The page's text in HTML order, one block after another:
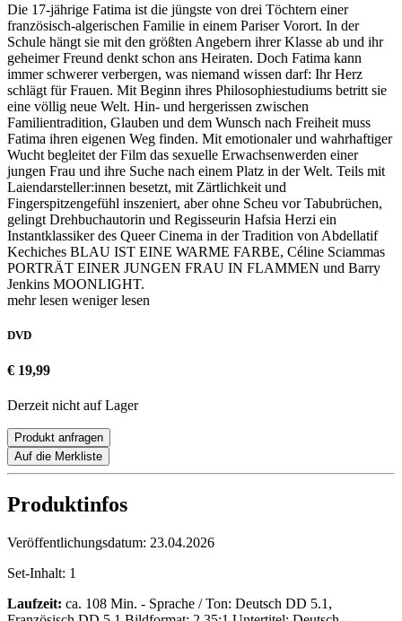
Die 17-jährige Fatima ist die jüngste von drei Töchtern einer
französisch-algerischen Familie in einem Pariser Vorort. In der
Schule hängt sie mit den größten Angebern ihrer Klasse ab und ihr
geheimer Freund denkt schon ans Heiraten. Doch Fatima kann
immer schwerer verbergen, was niemand wissen darf: Ihr Herz
schlägt für Frauen. Mit Beginn ihres Philosophiestudiums betritt sie
eine völlig neue Welt. Hin- und hergerissen zwischen
Familientradition, Glauben und dem Wunsch nach Freiheit muss
Fatima ihren eigenen Weg finden. Mit emotionaler und wahrhaftiger
Wucht begleitet der Film das sexuelle Erwachsenwerden einer
jungen Frau und ihre Suche nach einem Platz in der Welt. Teils mit
Laiendarsteller:innen besetzt, mit Zärtlichkeit und
Fingerspitzengefühl inszeniert, aber ohne Scheu vor Tabubrüchen,
gelingt Drehbuchautorin und Regisseurin Hafsia Herzi ein
Instantklassiker des Queer Cinema in der Tradition von Abdellatif
Kechiches BLAU IST EINE WARME FARBE, Céline Sciammas
PORTRÄT EINER JUNGEN FRAU IN FLAMMEN und Barry
Jenkins MOONLIGHT.
mehr lesen weniger lesen
DVD
€ 19,99
Derzeit nicht auf Lager
Produkt anfragen
Auf die Merkliste
Produktinfos
Veröffentlichungsdatum: 23.04.2026
Set-Inhalt: 1
Laufzeit: ca. 108 Min. - Sprache / Ton: Deutsch DD 5.1,